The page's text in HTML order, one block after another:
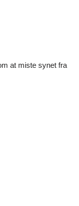
at miste synet fra